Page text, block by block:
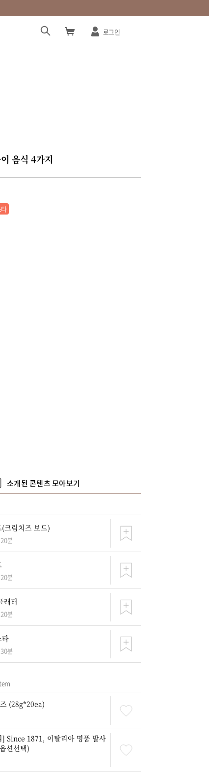
로그인
음식 4가지
소개된 콘텐츠 모아보기
크림치즈 보드)
20분
20분
래터
20분
타
30분
(28g*20ea)
] Since 1871, 이탈리아 명품 발사
션선택)